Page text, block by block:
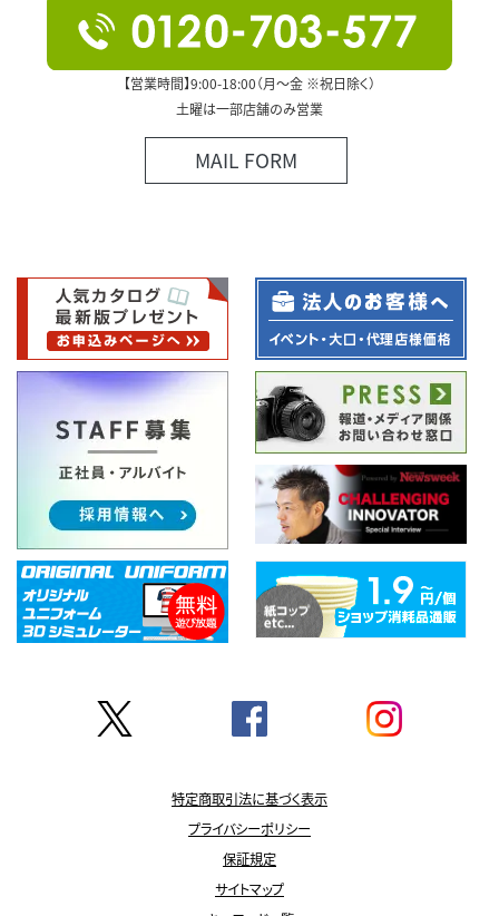
【営業時間】9:00-18:00（月～金 ※祝日除く）
土曜は一部店舗のみ営業
MAIL FORM
特定商取引法に基づく表示
プライバシーポリシー
保証規定
サイトマップ